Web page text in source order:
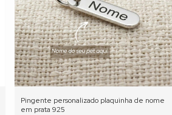
Pingente personalizado plaquinha de nome
em prata 925